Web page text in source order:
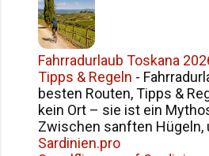
Fahrradurlaub Toskana
Tipps & Regeln -
besten Routen, Tipps &
kein Ort – sie ist ein
Zwischen sanften Hügeln,
Sardinien.pro